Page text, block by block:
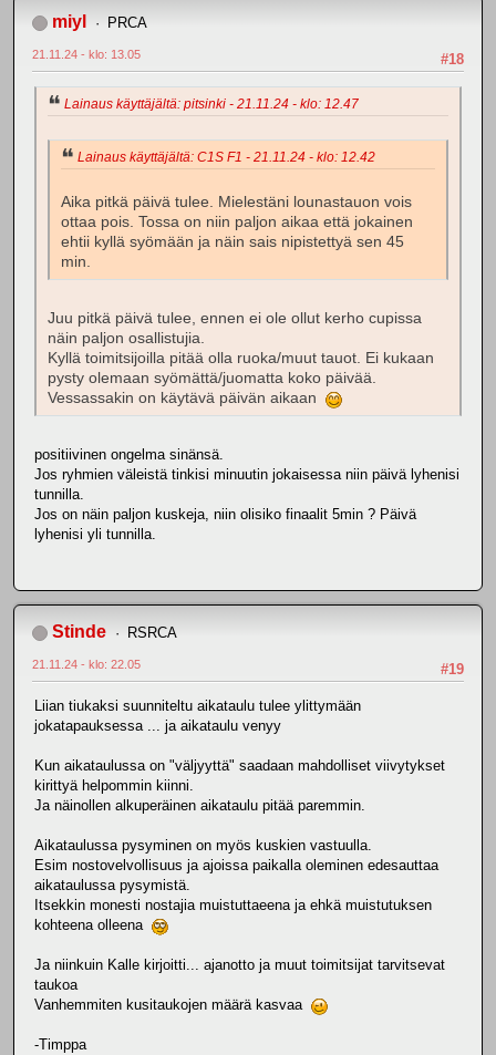
miyl PRCA
#18
21.11.24 - klo: 13.05
Lainaus käyttäjältä: pitsinki - 21.11.24 - klo: 12.47
Lainaus käyttäjältä: C1S F1 - 21.11.24 - klo: 12.42
Aika pitkä päivä tulee. Mielestäni lounastauon vois
ottaa pois. Tossa on niin paljon aikaa että jokainen
ehtii kyllä syömään ja näin sais nipistettyä sen 45
min.
Juu pitkä päivä tulee, ennen ei ole ollut kerho cupissa
näin paljon osallistujia.
Kyllä toimitsijoilla pitää olla ruoka/muut tauot. Ei kukaan
pysty olemaan syömättä/juomatta koko päivää.
Vessassakin on käytävä päivän aikaan
positiivinen ongelma sinänsä.
Jos ryhmien väleistä tinkisi minuutin jokaisessa niin päivä lyhenisi
tunnilla.
Jos on näin paljon kuskeja, niin olisiko finaalit 5min ? Päivä
lyhenisi yli tunnilla.
Stinde RSRCA
#19
21.11.24 - klo: 22.05
Liian tiukaksi suunniteltu aikataulu tulee ylittymään
jokatapauksessa ... ja aikataulu venyy
Kun aikataulussa on "väljyyttä" saadaan mahdolliset viivytykset
kirittyä helpommin kiinni.
Ja näinollen alkuperäinen aikataulu pitää paremmin.
Aikataulussa pysyminen on myös kuskien vastuulla.
Esim nostovelvollisuus ja ajoissa paikalla oleminen edesauttaa
aikataulussa pysymistä.
Itsekkin monesti nostajia muistuttaeena ja ehkä muistutuksen
kohteena olleena
Ja niinkuin Kalle kirjoitti... ajanotto ja muut toimitsijat tarvitsevat
taukoa
Vanhemmiten kusitaukojen määrä kasvaa
-Timppa